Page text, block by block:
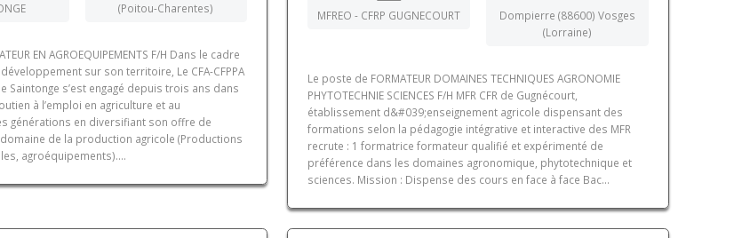
(Poitou-Charentes)
EN AGROEQUIPEMENTS F/H Dans le cadre
sur son territoire, Le CFA-CFPPA
Saintonge s’est engagé depuis trois ans dans
à l’emploi en agriculture et au
générations en diversifiant son offre de
de la production agricole (Productions
agroéquipements)....
MFREO - CFRP GUGNECOURT
Dompierre (88600) Vosges
(Lorraine)
Le poste de FORMATEUR DOMAINES TECHNIQUES AGRONOMIE
PHYTOTECHNIE SCIENCES F/H MFR CFR de Gugnécourt,
établissement d&#039;enseignement agricole dispensant des
formations selon la pédagogie intégrative et interactive des MFR
recrute : 1 formatrice formateur qualifié et expérimenté de
préférence dans les domaines agronomique, phytotechnique et
sciences. Mission : Dispense des cours en face à face Bac...